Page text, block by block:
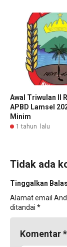
Awal Triwulan II
APBD Lamsel
Minim
1 tahun lalu
Tidak ada
Tinggalkan
Alamat email
ditandai *
Komentar*